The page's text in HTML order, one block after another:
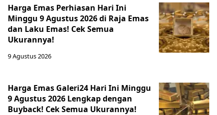
Harga Emas Perhiasan Hari Ini
Minggu 9 Agustus 2026 di Raja Emas
dan Laku Emas! Cek Semua
Ukurannya!
9 Agustus 2026
Harga Emas Galeri24 Hari Ini Minggu
9 Agustus 2026 Lengkap dengan
Buyback! Cek Semua Ukurannya!